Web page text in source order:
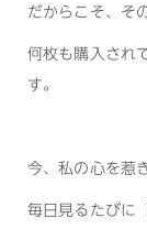
だからこそ、そ
何枚も購入され
す。
今、私の心を惹
毎日見るたびに